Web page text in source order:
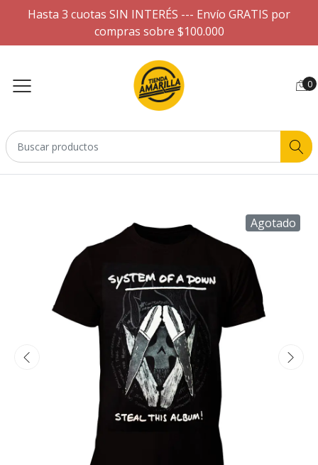
Hasta 3 cuotas SIN INTERÉS --- Envío GRATIS por
compras sobre $100.000
0
Agotado